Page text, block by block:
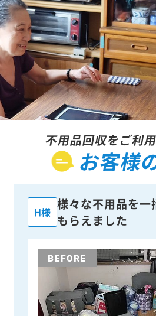
不用品回収をご利
お客様
H様
様々な不用品を一
もらえました